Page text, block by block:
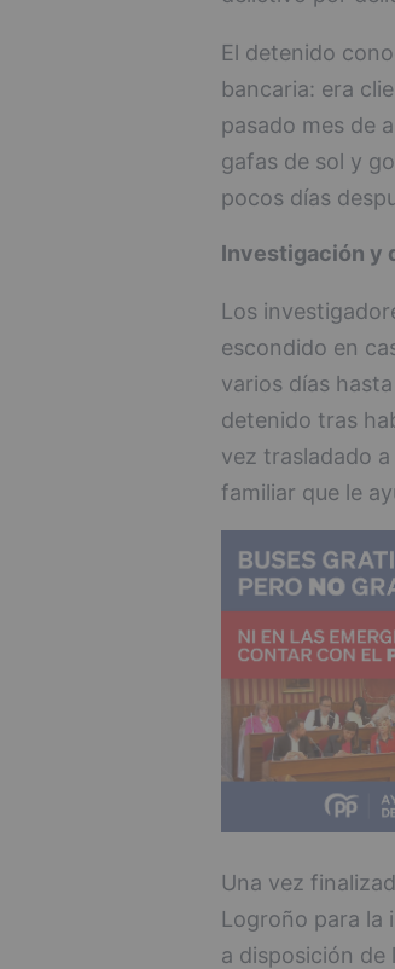
El detenido
bancaria: era
pasado mes de
gafas de sol y
pocos días
Investigación y
Los
escondido en
varios días
detenido tras
vez trasladado
familiar que le
Una vez
Logroño para la
a disposición de